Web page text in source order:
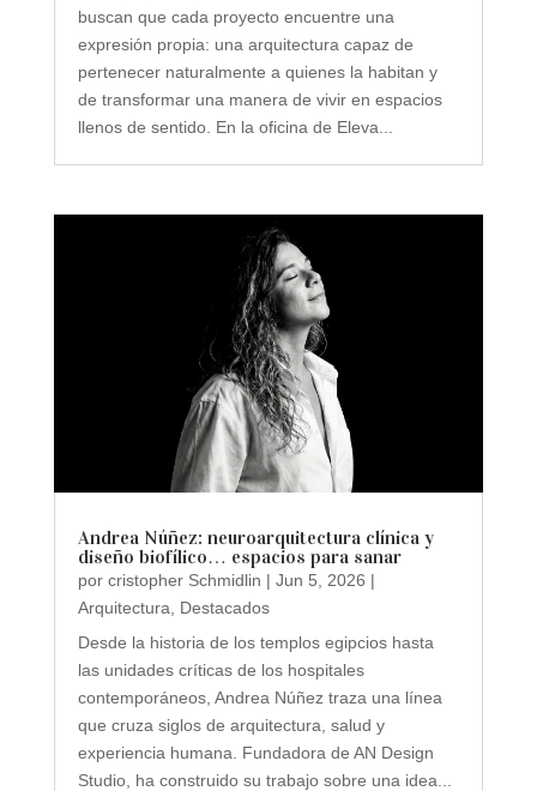
buscan que cada proyecto encuentre una
expresión propia: una arquitectura capaz de
pertenecer naturalmente a quienes la habitan y
de transformar una manera de vivir en espacios
llenos de sentido. En la oficina de Eleva...
Andrea Núñez: neuroarquitectura clínica y
diseño biofílico… espacios para sanar
por cristopher Schmidlin | Jun 5, 2026 |
Arquitectura
Destacados
Desde la historia de los templos egipcios hasta
las unidades críticas de los hospitales
contemporáneos, Andrea Núñez traza una línea
que cruza siglos de arquitectura, salud y
experiencia humana. Fundadora de AN Design
Studio, ha construido su trabajo sobre una idea...